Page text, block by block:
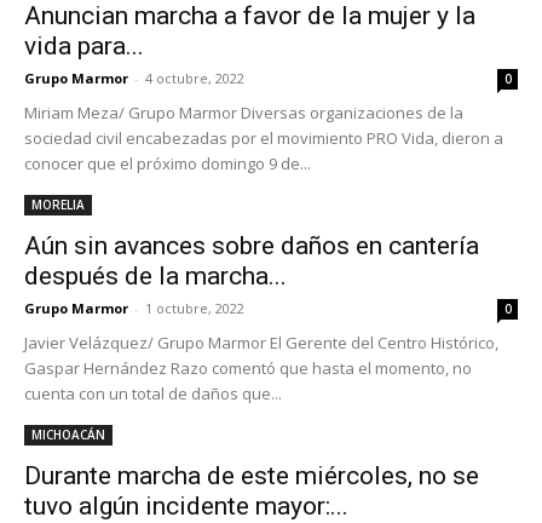
Anuncian marcha a favor de la mujer y la
vida para...
Grupo Marmor - 4 octubre, 2022 0
Miriam Meza/ Grupo Marmor Diversas organizaciones de la
sociedad civil encabezadas por el movimiento PRO Vida, dieron a
conocer que el próximo domingo 9 de...
MORELIA
Aún sin avances sobre daños en cantería
después de la marcha...
Grupo Marmor - 1 octubre, 2022 0
Javier Velázquez/ Grupo Marmor El Gerente del Centro Histórico,
Gaspar Hernández Razo comentó que hasta el momento, no
cuenta con un total de daños que...
MICHOACÁN
Durante marcha de este miércoles, no se
tuvo algún incidente mayor:...